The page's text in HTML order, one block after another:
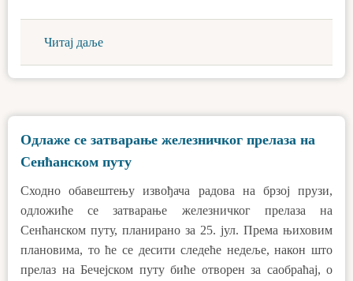
Читај даље
Одлаже се затварање железничког прелаза на
Сенћанском путу
Сходно обавештењу извођача радова на брзој прузи,
одложиће се затварање железничког прелаза на
Сенћанском путу, планирано за 25. јул. Према њиховим
плановима, то ће се десити следеће недеље, након што
прелаз на Бечејском путу биће отворен за саобраћај, о